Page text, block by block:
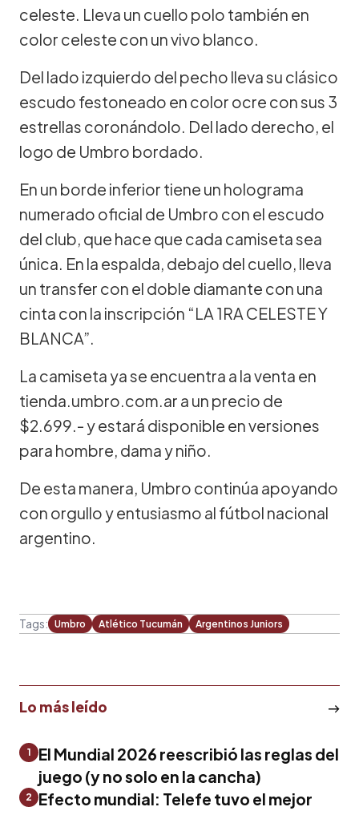
celeste. Lleva un cuello polo también en
color celeste con un vivo blanco.
Del lado izquierdo del pecho lleva su clásico
escudo festoneado en color ocre con sus 3
estrellas coronándolo. Del lado derecho, el
logo de Umbro bordado.
En un borde inferior tiene un holograma
numerado oficial de Umbro con el escudo
del club, que hace que cada camiseta sea
única. En la espalda, debajo del cuello, lleva
un transfer con el doble diamante con una
cinta con la inscripción “LA 1RA CELESTE Y
BLANCA”.
La camiseta ya se encuentra a la venta en
tienda.umbro.com.ar a un precio de
$2.699.- y estará disponible en versiones
para hombre, dama y niño.
De esta manera, Umbro continúa apoyando
con orgullo y entusiasmo al fútbol nacional
argentino.
Tags: Umbro Atlético Tucumán Argentinos Juniors
Lo más leído
1
El Mundial 2026 reescribió las reglas del
juego (y no solo en la cancha)
2
Efecto mundial: Telefe tuvo el mejor